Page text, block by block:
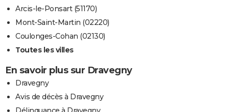
Arcis-le-Ponsart (51170)
Mont-Saint-Martin (02220)
Coulonges-Cohan (02130)
Toutes les villes
En savoir plus sur Dravegny
Dravegny
Avis de décès à Dravegny